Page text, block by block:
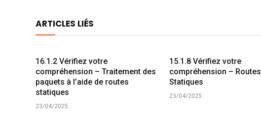
ARTICLES LIÉS
16.1.2 Vérifiez votre
compréhension – Traitement des
paquets à l’aide de routes
statiques
23/04/2025
15.1.8 Vérifiez votre
compréhension – Routes
Statiques
23/04/2025